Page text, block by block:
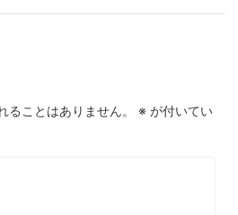
ることはありません。 ※ が付いてい